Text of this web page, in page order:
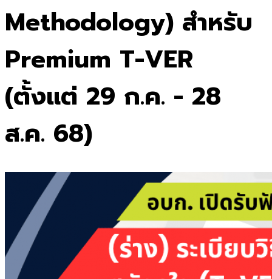
Methodology) สำหรับ
Premium T-VER
(ตั้งแต่ 29 ก.ค. - 28
ส.ค. 68)